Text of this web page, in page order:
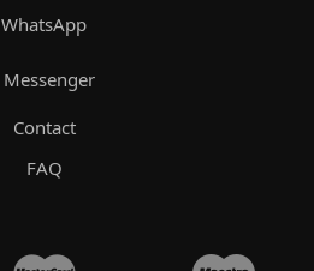
WhatsApp
Messenger
Contact
FAQ